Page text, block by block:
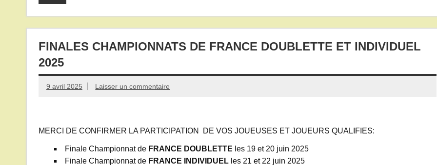
FINALES CHAMPIONNATS DE FRANCE DOUBLETTE ET INDIVIDUEL
2025
9 avril 2025 Laisser un commentaire
MERCI DE CONFIRMER LA PARTICIPATION DE VOS JOUEUSES ET JOUEURS QUALIFIES:
Finale Championnat de FRANCE DOUBLETTE les 19 et 20 juin 2025
Finale Championnat deFRANCE INDIVIDUELles 21 et 22 juin 2025